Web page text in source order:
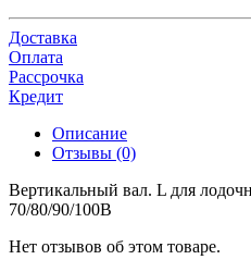
Доставка
Оплата
Рассрочка
Кредит
Описание
Отзывы (0)
Вертикальный вал. L для
70/80/90/100B
Нет отзывов об этом товаре.